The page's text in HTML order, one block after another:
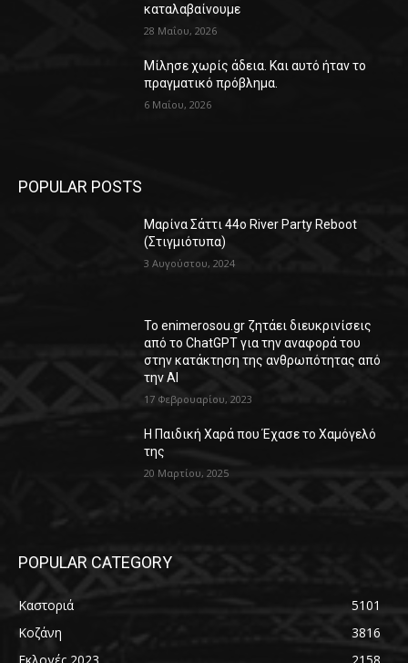
καταλαβαίνουμε
28 Μαΐου, 2026
Μίλησε χωρίς άδεια. Και αυτό ήταν το
πραγματικό πρόβλημα.
6 Μαΐου, 2026
POPULAR POSTS
Μαρίνα Σάττι 44o River Party Reboot
(Στιγμιότυπα)
3 Αυγούστου, 2024
Το enimerosou.gr ζητάει διευκρινίσεις
από το ChatGPT για την αναφορά του
στην κατάκτηση της ανθρωπότητας από
την AI
17 Φεβρουαρίου, 2023
Η Παιδική Χαρά που Έχασε το Χαμόγελό
της
20 Μαρτίου, 2025
POPULAR CATEGORY
Καστοριά
5101
Κοζάνη
3816